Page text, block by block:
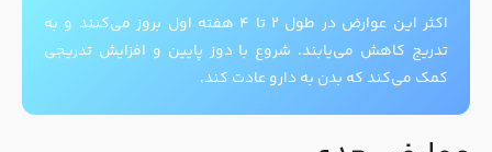
اکثر این عوارض در طول ۲ تا ۴ هفته اول بروز می‌کنند و به
تدریج کاهش می‌یابند. شروع با دوز پایین و افزایش تدریجی
کمک می‌کند که بدن به دارو عادت کند.